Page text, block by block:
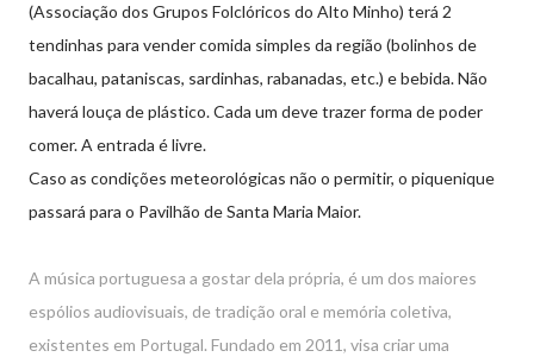
(Associação dos Grupos Folclóricos do Alto Minho) terá 2
tendinhas para vender comida simples da região (bolinhos de
bacalhau, pataniscas, sardinhas, rabanadas, etc.) e bebida. Não
haverá louça de plástico. Cada um deve trazer forma de poder
comer. A entrada é livre.
Caso as condições meteorológicas não o permitir, o piquenique
passará para o Pavilhão de Santa Maria Maior.
A música portuguesa a gostar dela própria, é um dos maiores
espólios audiovisuais, de tradição oral e memória coletiva,
existentes em Portugal. Fundado em 2011, visa criar uma